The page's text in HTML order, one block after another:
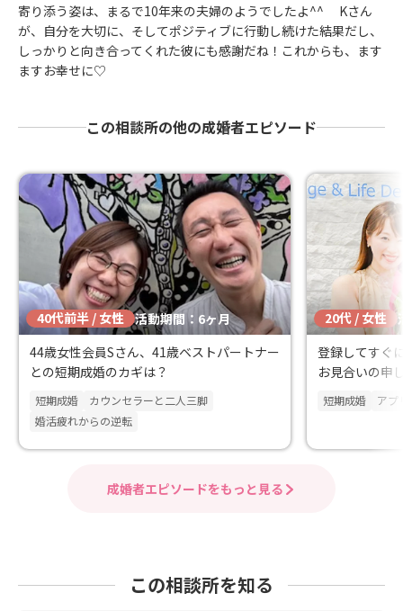
寄り添う姿は、まるで10年来の夫婦のようでしたよ^^ Kさん
が、自分を大切に、そしてポジティブに行動し続けた結果だし、
しっかりと向き合ってくれた彼にも感謝だね！これからも、ます
ますお幸せに♡
この相談所の他の成婚者エピソード
40代前半 / 女性 活動期間：6ヶ月
44歳女性会員Sさん、41歳ベストパートナー
との短期成婚のカギは？
短期成婚
カウンセラーと二人三脚
婚活疲れからの逆転
20代 / 女性
登録してすぐ
お見合いの申
短期成婚 アプ
成婚者エピソードをもっと見る
この相談所を知る